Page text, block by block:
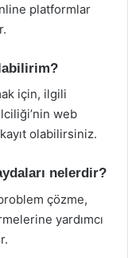
platformlar
için, ilgili
web
olabilirsiniz.
nelerdir?
çözme,
yardımcı